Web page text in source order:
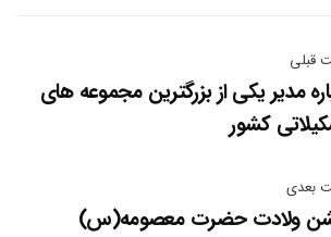
قبلی
مدیر یکی از بزرگترین مجموعه های
کشور
بعدی
ولادت حضرت معصومه(س)